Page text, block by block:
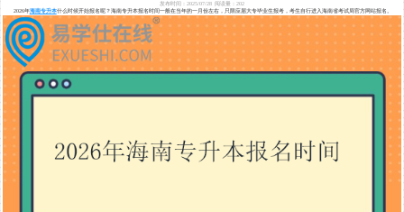
发布时间：2025/07/28
阅读量：202
2026年海南专升本什么时候开始报名呢？海南专升本报名时间一般在当年的一月份左右，只限应届大专毕业生报考，考生自行进入海南省考试局官方网站报名。